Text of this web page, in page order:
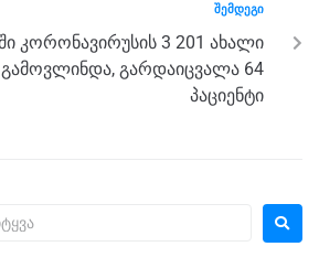
ᲨᲔᲛᲓᲔᲒᲘ
კორონავირუსის 3 201 ახალი
გამოვლინდა, გარდაიცვალა 64
პაციენტი